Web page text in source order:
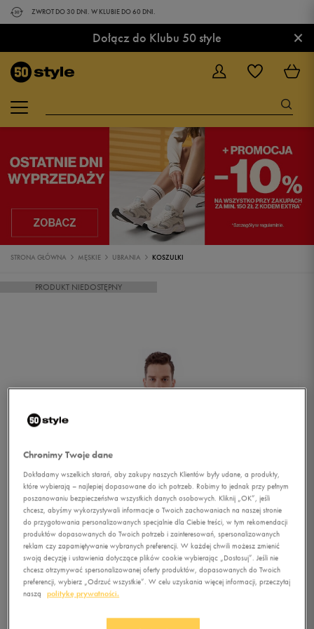
ZWROT DO 30 DNI. W KLUBIE DO 60 DNI.
Dołącz do Klubu 50 style ×
STRONA GŁÓWNA MĘSKIE UBRANIA KOSZULKI
PRODUKT NIEDOSTĘPNY
1/4
Chronimy Twoje dane
Dokładamy wszelkich starań, aby zakupy naszych Klientów były udane, a produkty,
które wybierają – najlepiej dopasowane do ich potrzeb. Robimy to jednak przy pełnym
poszanowaniu bezpieczeństwa wszystkich danych osobowych. Kliknij „OK”, jeśli
chcesz, abyśmy wykorzystywali informacje o Twoich zachowaniach na naszej stronie
do przygotowania personalizowanych specjalnie dla Ciebie treści, w tym rekomendacji
produktów dopasowanych do Twoich potrzeb i zainteresowań, spersonalizowanych
reklam czy zapamiętywanie wybranych preferencji. W każdej chwili możesz zmienić
swoją decyzję i ustawienia dotyczące plików cookie wybierając „Dostosuj”. Jeśli nie
chcesz otrzymywać spersonalizowanej oferty produktów, dopasowanych do Twoich
preferencji, wybierz „Odrzuć wszystkie”. W celu uzyskania więcej informacji, przeczytaj
naszą
politykę prywatności.